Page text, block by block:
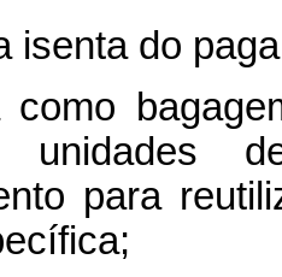
isenta do
unidades
para